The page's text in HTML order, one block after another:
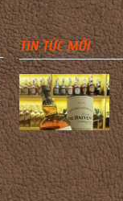
TIN TỨC MỚI